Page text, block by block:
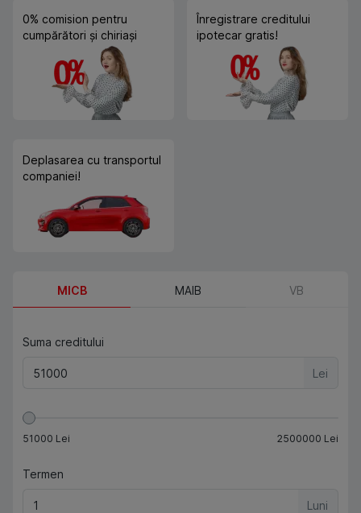
0% comision pentru
cumpărători și chiriași
Înregistrare creditului
ipotecar gratis!
Deplasarea cu transportul
companiei!
MICB MAIB VB
Suma creditului
Lei
51000 Lei 2500000 Lei
Termen
Luni